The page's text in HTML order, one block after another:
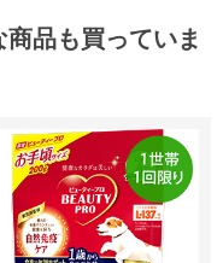
品も買っていま